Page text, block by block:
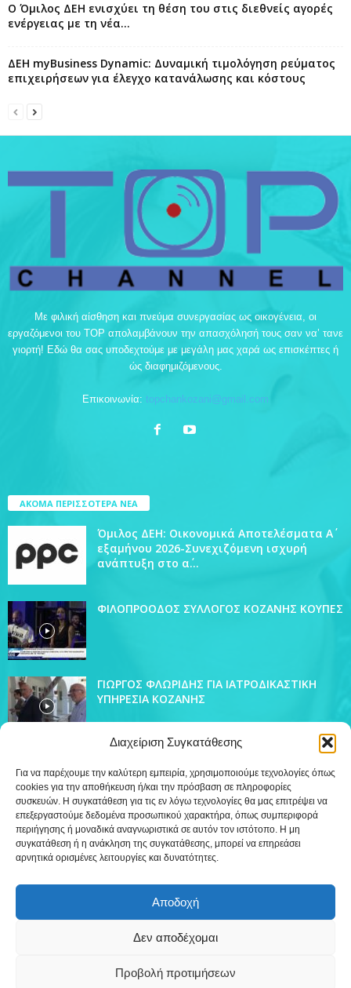
Διαχείριση Συγκατάθεσης
Για να παρέχουμε την καλύτερη εμπειρία, χρησιμοποιούμε τεχνολογίες όπως
cookies για την αποθήκευση ή/και την πρόσβαση σε πληροφορίες
συσκευών. Η συγκατάθεση για τις εν λόγω τεχνολογίες θα μας επιτρέψει να
επεξεργαστούμε δεδομένα προσωπικού χαρακτήρα, όπως συμπεριφορά
περιήγησης ή μοναδικά αναγνωριστικά σε αυτόν τον ιστότοπο. Η μη
συγκατάθεση ή η ανάκληση της συγκατάθεσης, μπορεί να επηρεάσει
αρνητικά ορισμένες λειτουργίες και δυνατότητες.
Αποδοχή
Δεν αποδέχομαι
Προβολή προτιμήσεων
Ο Όμιλος ΔΕΗ ενισχύει τη θέση του στις διεθνείς αγορές
ενέργειας με τη νέα...
ΔΕΗ myBusiness Dynamic: Δυναμική τιμολόγηση ρεύματος
επιχειρήσεων για έλεγχο κατανάλωσης και κόστους
Με φιλική αίσθηση και πνεύμα συνεργασίας ως οικογένεια, οι
εργαζόμενοι του TOP απολαμβάνουν την απασχόλησή τους σαν να’ τανε
γιορτή! Εδώ θα σας υποδεχτούμε με μεγάλη μας χαρά ως επισκέπτες ή
ώς διαφημιζόμενους.
Επικοινωνία: topchankozani@gmail.com
ΑΚΟΜΑ ΠΕΡΙΣΣΟΤΕΡΑ ΝΕΑ
Όμιλος ΔΕΗ: Οικονομικά Αποτελέσματα Α΄
εξαμήνου 2026-Συνεχιζόμενη ισχυρή
ανάπτυξη στο α΄...
ΦΙΛΟΠΡΟΟΔΟΣ ΣΥΛΛΟΓΟΣ ΚΟΖΑΝΗΣ ΚΟΥΠΕΣ
ΓΙΩΡΓΟΣ ΦΛΩΡΙΔΗΣ ΓΙΑ ΙΑΤΡΟΔΙΚΑΣΤΙΚΗ
ΥΠΗΡΕΣΙΑ ΚΟΖΑΝΗΣ
ΔΗΜΟΦΙΛΗ ΚΑΤΗΓΟΡΙΑ
Ειδήσεις
Εκπομπές
Τοπικά
Συνεντεύξεις 12